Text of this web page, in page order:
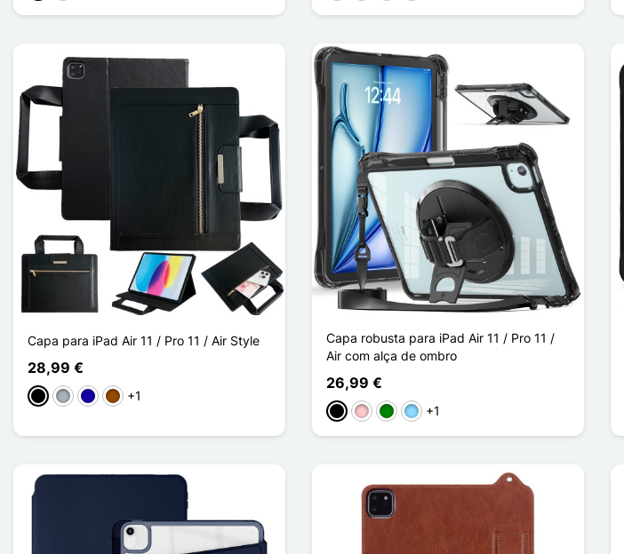
Capa para iPad Air 11 / Pro 11 / Air Style
28,99 €
PretoCinzentoAzul Escuro
Castanho
+1
Capa robusta para iPad Air 11 / Pro 11 /
Air com alça de ombro
26,99 €
PretoRosaVerdeAzul Claro
+1